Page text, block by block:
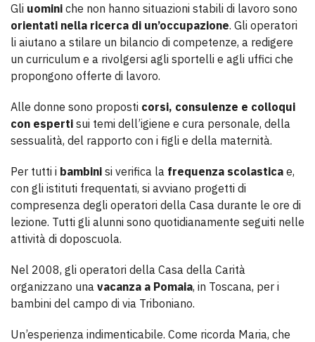
Gli uomini che non hanno situazioni stabili di lavoro sono
orientati nella ricerca di un’occupazione. Gli operatori
li aiutano a stilare un bilancio di competenze, a redigere
un curriculum e a rivolgersi agli sportelli e agli uffici che
propongono offerte di lavoro.
Alle donne sono proposti corsi, consulenze e colloqui
con esperti sui temi dell’igiene e cura personale, della
sessualità, del rapporto con i figli e della maternità.
Per tutti i bambini si verifica la frequenza scolastica e,
con gli istituti frequentati, si avviano progetti di
compresenza degli operatori della Casa durante le ore di
lezione. Tutti gli alunni sono quotidianamente seguiti nelle
attività di doposcuola.
Nel 2008, gli operatori della Casa della Carità
organizzano una vacanza a Pomaia, in Toscana, per i
bambini del campo di via Triboniano.
Un’esperienza indimenticabile. Come ricorda Maria, che